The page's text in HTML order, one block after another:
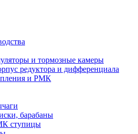
и тормозные камеры
редуктора и дифференциала
и РМК
барабаны
ступицы